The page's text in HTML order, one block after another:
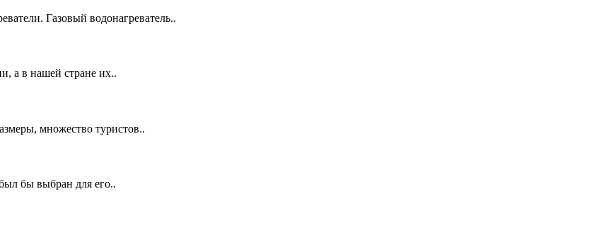
Газовый водонагреватель..
а в нашей стране их..
множество туристов..
бы выбран для его..